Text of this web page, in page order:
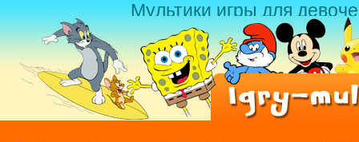
Мультики игры для